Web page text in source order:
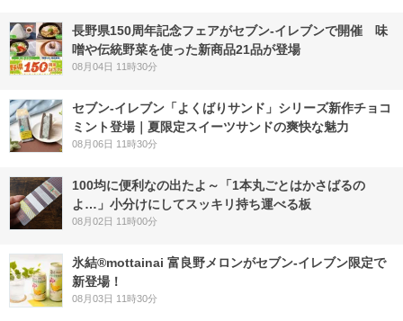
長野県150周年記念フェアがセブン-イレブンで開催 味
噌や伝統野菜を使った新商品21品が登場
08月04日 11時30分
セブン‐イレブン「よくばりサンド」シリーズ新作チョコ
ミント登場｜夏限定スイーツサンドの爽快な魅力
08月06日 11時30分
100均に便利なの出たよ～「1本丸ごとはかさばるの
よ…」小分けにしてスッキリ持ち運べる板
08月02日 11時00分
氷結®mottainai 富良野メロンがセブン‐イレブン限定で
新登場！
08月03日 11時30分